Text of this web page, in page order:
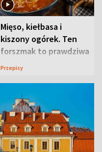
Mięso, kiełbasa i
kiszony ogórek. Ten
forszmak to prawdziwa
uczta
Przepisy